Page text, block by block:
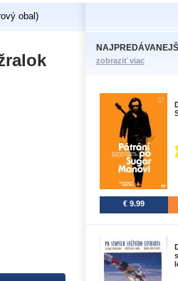
obal)
zobraziť viac
€ 9.99